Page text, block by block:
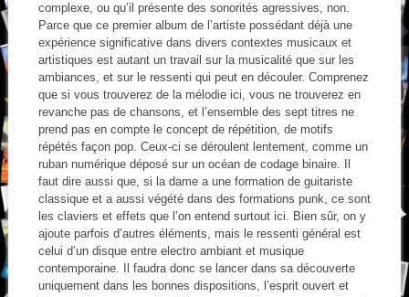
complexe, ou qu’il présente des sonorités agressives, non.
Parce que ce premier album de l’artiste possédant déjà une
expérience significative dans divers contextes musicaux et
artistiques est autant un travail sur la musicalité que sur les
ambiances, et sur le ressenti qui peut en découler. Comprenez
que si vous trouverez de la mélodie ici, vous ne trouverez en
revanche pas de chansons, et l’ensemble des sept titres ne
prend pas en compte le concept de répétition, de motifs
répétés façon pop. Ceux-ci se déroulent lentement, comme un
ruban numérique déposé sur un océan de codage binaire. Il
faut dire aussi que, si la dame a une formation de guitariste
classique et a aussi végété dans des formations punk, ce sont
les claviers et effets que l’on entend surtout ici. Bien sûr, on y
ajoute parfois d’autres éléments, mais le ressenti général est
celui d’un disque entre electro ambiant et musique
contemporaine. Il faudra donc se lancer dans sa découverte
uniquement dans les bonnes dispositions, l’esprit ouvert et